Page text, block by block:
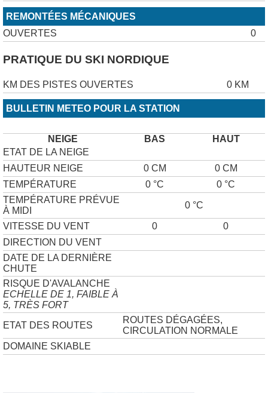
REMONTÉES MÉCANIQUES
OUVERTES
0
PRATIQUE DU SKI NORDIQUE
KM DES PISTES OUVERTES 0 KM
BULLETIN METEO POUR LA STATION
NEIGE BAS
HAUT
ETAT DE LA NEIGE
HAUTEUR NEIGE
0 CM
0 CM
TEMPÉRATURE
0 °C
0 °C
TEMPÉRATURE PRÉVUE
À MIDI
0 °C
VITESSE DU VENT 0
0
DIRECTION DU VENT
DATE DE LA DERNIÈRE
CHUTE
RISQUE D'AVALANCHE
ECHELLE DE 1, FAIBLE À
5, TRÈS FORT
ETAT DES ROUTES
ROUTES DÉGAGÉES,
CIRCULATION NORMALE
DOMAINE SKIABLE